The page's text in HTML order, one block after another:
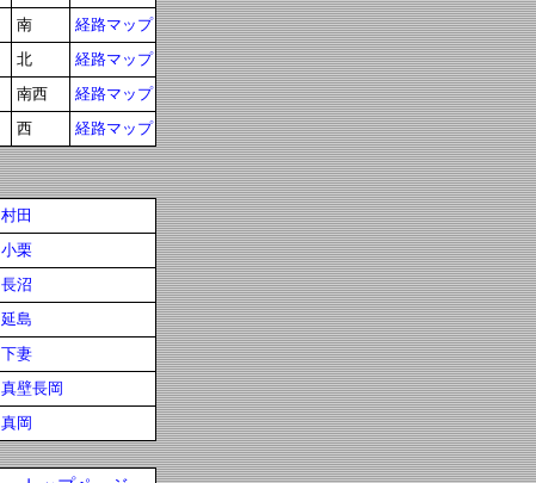
南
経路マップ
北
経路マップ
南西
経路マップ
西 経路マップ
村田
小栗
長沼
延島
下妻
真壁長岡
真岡